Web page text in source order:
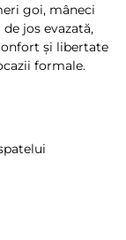
goi, mâneci
jos evazată,
și libertate
formale.